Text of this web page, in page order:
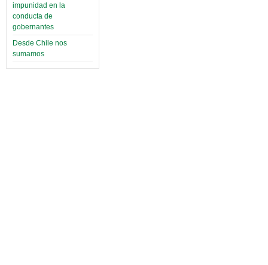
impunidad en la
conducta de
gobernantes
Desde Chile nos
sumamos